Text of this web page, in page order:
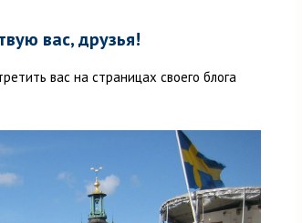
вас, друзья!
вас на страницах своего блога